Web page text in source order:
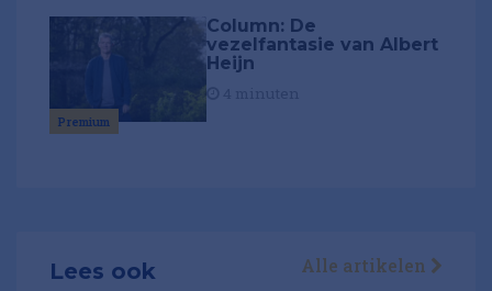
Premium
Column: De
vezelfantasie van Albert
Heijn
Lees ook Alle artikelen